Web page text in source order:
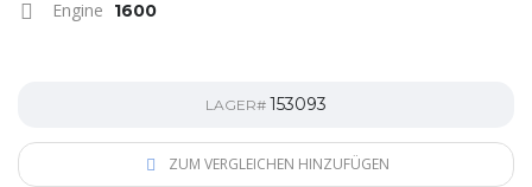
Engine 1600
LAGER# 153093
ZUM VERGLEICHEN HINZUFÜGEN